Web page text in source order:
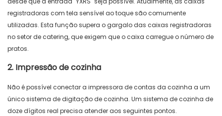
registradoras com tela sensível ao toque são comumente
utilizadas. Esta função supera o gargalo das caixas registradoras
no setor de catering, que exigem que o caixa carregue o número de
pratos.
2. Impressão de cozinha
Não é possível conectar a impressora de contas da cozinha a um
único sistema de digitação de cozinha. Um sistema de cozinha de
doze dígitos real precisa atender aos seguintes pontos.